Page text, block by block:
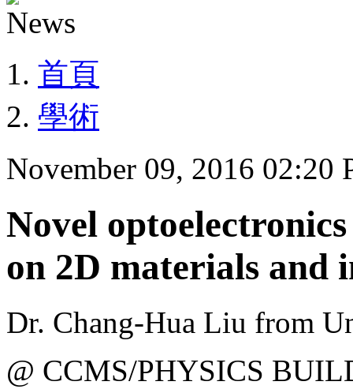
首頁
學術
November 09, 2016 02:20
Novel
on 2D materials and
Dr. Chang-Hua Liu from
@ CCMS/PHYSICS